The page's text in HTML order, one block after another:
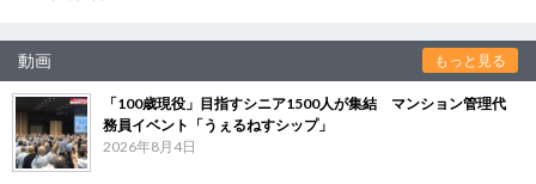
動画 もっと見る
「100歳現役」目指すシニア1500人が集結 マンション管理代
務員イベント「うぇるねすシップ」
2026年8月4日